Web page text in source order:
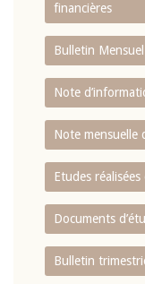
financières
Bulletin
Note
Note mensuelle
Etudes
Documents
Bulletin